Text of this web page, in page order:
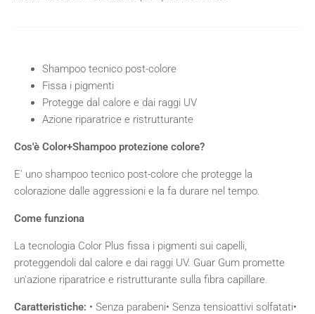
Shampoo tecnico post-colore
Fissa i pigmenti
Protegge dal calore e dai raggi UV
Azione riparatrice e ristrutturante
Cos'è Color+Shampoo protezione colore?
E' uno shampoo tecnico post-colore che protegge la
colorazione dalle aggressioni e la fa durare nel tempo.
Come funziona
La tecnologia Color Plus fissa i pigmenti sui capelli,
proteggendoli dal calore e dai raggi UV. Guar Gum promette
un'azione riparatrice e ristrutturante sulla fibra capillare.
Caratteristiche: • Senza parabeni• Senza tensioattivi solfatati•